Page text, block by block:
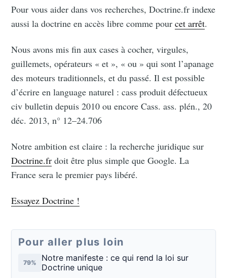
Pour vous aider dans vos recherches, Doctrine.fr indexe
aussi la doctrine en accès libre comme pourcet arrêt.
Nous avons mis fin aux cases à cocher, virgules,
guillemets, opérateurs « et », « ou » qui sont l’apanage
des moteurs traditionnels, et du passé. Il est possible
d’écrire en language naturel : cass produit défectueux
civ bulletin depuis 2010 ou encore Cass. ass. plén., 20
déc. 2013, n° 12–24.706
Notre ambition est claire : la recherche juridique sur
Doctrine.fr doit être plus simple que Google. La
France sera le premier pays libéré.
Essayez Doctrine !
Pour aller plus loin
79%
Notre manifeste : ce qui rend la loi sur
Doctrine unique